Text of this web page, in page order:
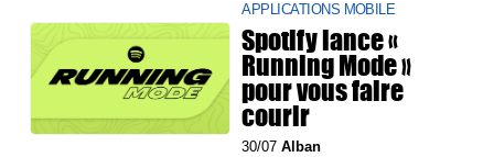
APPLICATIONS MOBILE
Spotify lance «
Running Mode »
pour vous faire
courir
30/07Alban